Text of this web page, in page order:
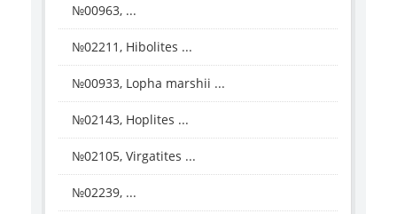
№00963, ...
№02211, Hibolites ...
№00933, Lopha marshii ...
№02143, Hoplites ...
№02105, Virgatites ...
№02239, ...